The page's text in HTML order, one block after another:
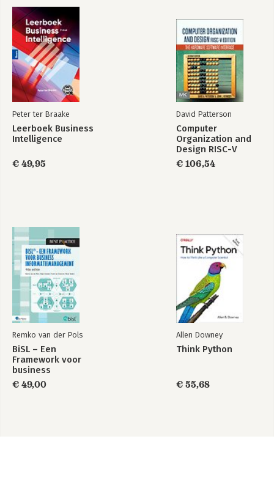
Een objectieve kijk
op waterstof
Zelfrijdende auto's
Bekijk alle boeken
Peter ter Braake
Leerboek Business
Intelligence
€ 49,95
David Patterson
Computer
Organization and
Design RISC-V
Edition
€ 106,54
Remko van der Pols
BiSL – Een
Framework voor
business
€ 49,00
Allen Downey
Think Python
€ 55,68